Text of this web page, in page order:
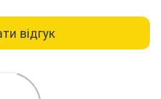
відгук